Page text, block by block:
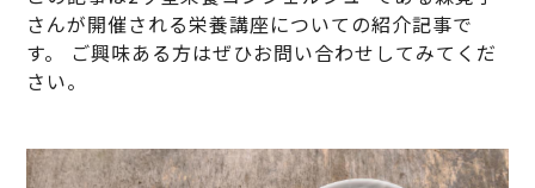
さんが開催される栄養講座についての紹介記事で
す。 ご興味ある方はぜひお問い合わせしてみてくだ
さい。